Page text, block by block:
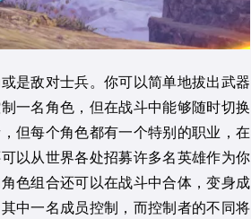
是敌对士兵。你可以简单地拔出武器
一名角色，但在战斗中能够随时切换
但每个角色都有一个特别的职业，在
以从世界各处招募许多名英雄作为你
色组合还可以在战斗中合体，变身成
中一名成员控制，而控制者的不同将